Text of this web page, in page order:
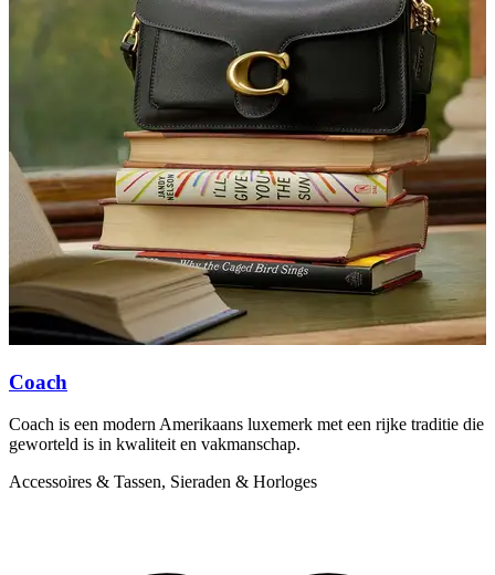
Coach
Coach is een modern Amerikaans luxemerk met een rijke traditie die
geworteld is in kwaliteit en vakmanschap.
Accessoires & Tassen, Sieraden & Horloges